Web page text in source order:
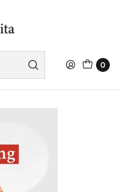
0
Sarah Orne